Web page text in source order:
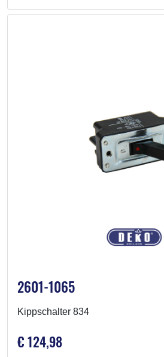
2601-1065
Kippschalter 834
€ 124,98